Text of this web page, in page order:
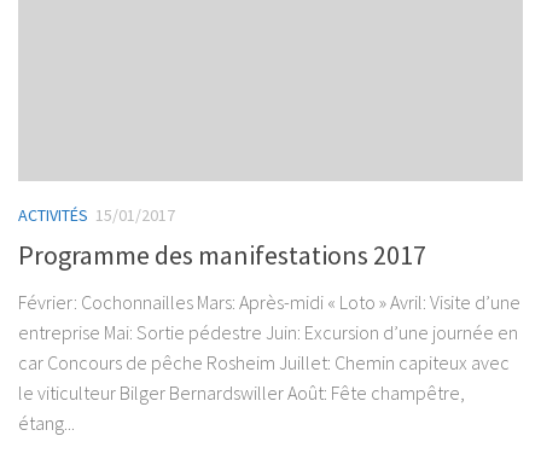
ACTIVITÉS 15/01/2017
Programme des manifestations 2017
Février: Cochonnailles Mars: Après-midi « Loto » Avril: Visite d’une
entreprise Mai: Sortie pédestre Juin: Excursion d’une journée en
car Concours de pêche Rosheim Juillet: Chemin capiteux avec
le viticulteur Bilger Bernardswiller Août: Fête champêtre,
étang...